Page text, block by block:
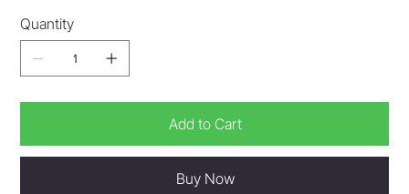
Quantity
Add to Cart
Buy Now